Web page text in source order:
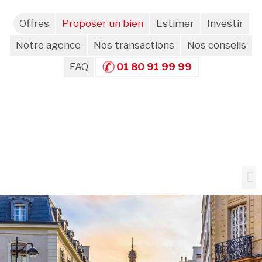
Offres Proposer un bien Estimer
Investir
Notre agence
Nos transactions
Nos conseils
FAQ
01 80 91 99 99